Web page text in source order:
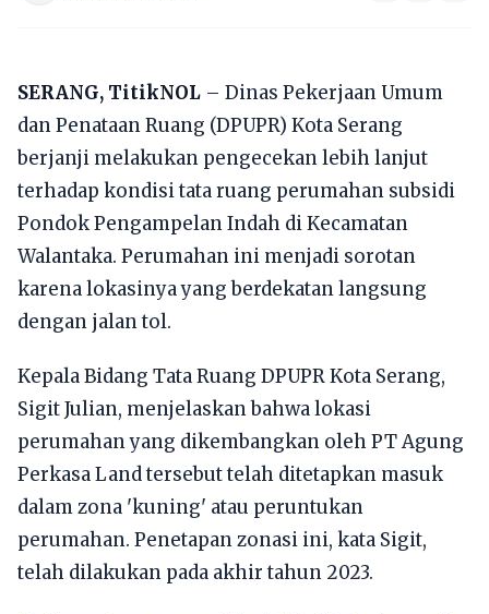
SERANG, TitikNOL – Dinas Pekerjaan Umum
dan Penataan Ruang (DPUPR) Kota Serang
berjanji melakukan pengecekan lebih lanjut
terhadap kondisi tata ruang perumahan subsidi
Pondok Pengampelan Indah di Kecamatan
Walantaka. Perumahan ini menjadi sorotan
karena lokasinya yang berdekatan langsung
dengan jalan tol.
Kepala Bidang Tata Ruang DPUPR Kota Serang,
Sigit Julian, menjelaskan bahwa lokasi
perumahan yang dikembangkan oleh PT Agung
Perkasa Land tersebut telah ditetapkan masuk
dalam zona 'kuning' atau peruntukan
perumahan. Penetapan zonasi ini, kata Sigit,
telah dilakukan pada akhir tahun 2023.